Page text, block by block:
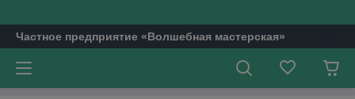
Частное предприятие «Волшебная мастерская»